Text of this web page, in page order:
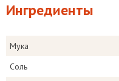
Ингредиенты
Мука
Соль